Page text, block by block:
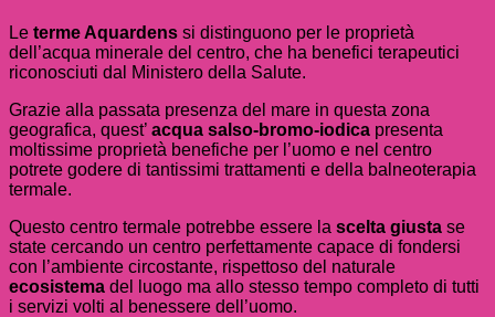
Le terme Aquardens si distinguono per le proprietà
dell’acqua minerale del centro, che ha benefici terapeutici
riconosciuti dal Ministero della Salute.
Grazie alla passata presenza del mare in questa zona
geografica, quest’ acqua salso-bromo-iodica presenta
moltissime proprietà benefiche per l’uomo e nel centro
potrete godere di tantissimi trattamenti e della balneoterapia
termale.
Questo centro termale potrebbe essere la scelta giusta se
state cercando un centro perfettamente capace di fondersi
con l’ambiente circostante, rispettoso del naturale
ecosistema del luogo ma allo stesso tempo completo di tutti
i servizi volti al benessere dell’uomo.